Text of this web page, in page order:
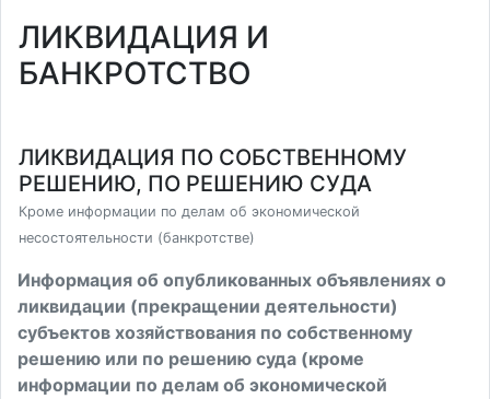
ЛИКВИДАЦИЯ И
БАНКРОТСТВО
ЛИКВИДАЦИЯ ПО СОБСТВЕННОМУ
РЕШЕНИЮ, ПО РЕШЕНИЮ СУДА
Кроме информации по делам об экономической
несостоятельности (банкротстве)
Информация об опубликованных объявлениях о
ликвидации (прекращении деятельности)
субъектов хозяйствования по собственному
решению или по решению суда (кроме
информации по делам об экономической